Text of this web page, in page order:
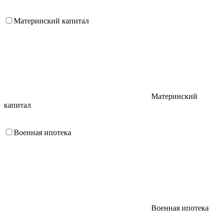
Материнский капитал
Материнский
капитал
Военная ипотека
Военная ипотека